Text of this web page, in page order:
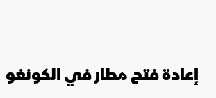
إعادة فتح مطار في الكونغو